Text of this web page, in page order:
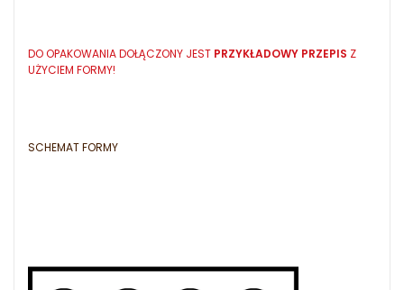
DO OPAKOWANIA DOŁĄCZONY JEST PRZYKŁADOWY PRZEPIS Z
UŻYCIEM FORMY!
SCHEMAT FORMY